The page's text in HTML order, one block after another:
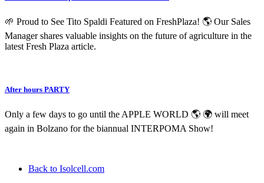
🌱 Proud to See Tito Spaldi Featured on FreshPlaza! 🌎 Our Sales
Manager shares valuable insights on the future of agriculture in the
latest Fresh Plaza article.
After hours PARTY
Only a few days to go until the APPLE WORLD 🌎 🌍 will meet
again in Bolzano for the biannual INTERPOMA Show!
Back to Isolcell.com